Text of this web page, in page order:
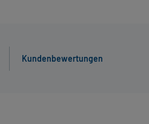
Kundenbewertungen